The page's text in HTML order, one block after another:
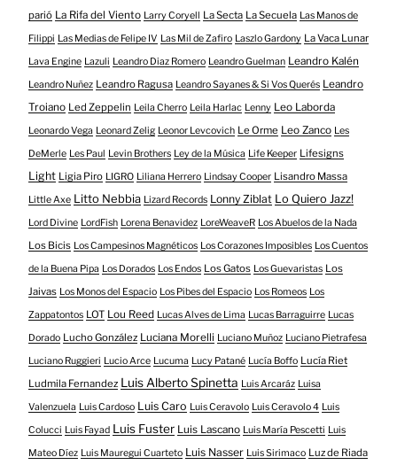
parió La Rifa del Viento Larry Coryell La Secta La Secuela Las Manos de
Filippi Las Medias de Felipe IV Las Mil de Zafiro Laszlo Gardony La Vaca Lunar
Lava Engine Lazuli Leandro Diaz Romero Leandro Guelman Leandro Kalén
Leandro Nuñez Leandro Ragusa Leandro Sayanes & Si Vos Querés Leandro
Troiano Led Zeppelin Leila Cherro Leila Harlac Lenny Leo Laborda
Leonardo Vega Leonard Zelig Leonor Levcovich Le Orme Leo Zanco Les
DeMerle Les Paul Levin Brothers Ley de la Música Life Keeper Lifesigns
Light Ligia Piro LIGRO Liliana Herrero Lindsay Cooper Lisandro Massa
Little Axe Litto Nebbia Lizard Records Lonny Ziblat Lo Quiero Jazz!
Lord Divine LordFish Lorena Benavidez LoreWeaveR Los Abuelos de la Nada
Los Bicis Los Campesinos Magnéticos Los Corazones Imposibles Los Cuentos
de la Buena Pipa Los Dorados Los Endos Los Gatos Los Guevaristas Los
Jaivas Los Monos del Espacio Los Pibes del Espacio Los Romeos Los
Zappatontos LOT Lou Reed Lucas Alves de Lima Lucas Barraguirre Lucas
Dorado Lucho González Luciana Morelli Luciano Muñoz Luciano Pietrafesa
Luciano Ruggieri Lucio Arce Lucuma Lucy Patané Lucía Boffo Lucía Riet
Ludmila Fernandez Luis Alberto Spinetta Luis Arcaráz Luisa
Valenzuela Luis Cardoso Luis Caro Luis Ceravolo Luis Ceravolo 4 Luis
Colucci Luis Fayad Luis Fuster Luis Lascano Luis María Pescetti Luis
Mateo Díez Luis Mauregui Cuarteto Luis Nasser Luis Sirimaco Luz de Riada